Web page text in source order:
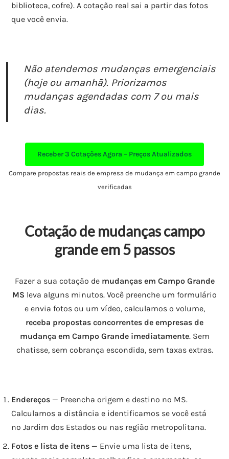
biblioteca, cofre). A cotação real sai a partir das fotos
que você envia.
Não atendemos mudanças emergenciais
(hoje ou amanhã). Priorizamos
mudanças agendadas com 7 ou mais
dias.
Receber3 Cotações Agora – Preços Atualizados
Compare propostas reais de empresa de mudança em campo grande
verificadas
Cotação de mudanças campo
grande em 5 passos
Fazer a sua cotação de mudanças em Campo Grande
MS leva alguns minutos. Você preenche um formulário
e envia fotos ou um vídeo, calculamos o volume,
receba propostas concorrentes de empresas de
mudança em Campo Grande imediatamente. Sem
chatisse, sem cobrança escondida, sem taxas extras.
Endereços — Preencha origem e destino no MS.
Calculamos a distância e identificamos se você está
no Jardim dos Estados ou nas região metropolitana.
Fotos e lista de itens — Envie uma lista de itens,